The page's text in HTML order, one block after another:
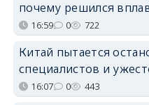
почему решился
16:59 0 722
Китай пытается
специалистов и
16:07 0 443